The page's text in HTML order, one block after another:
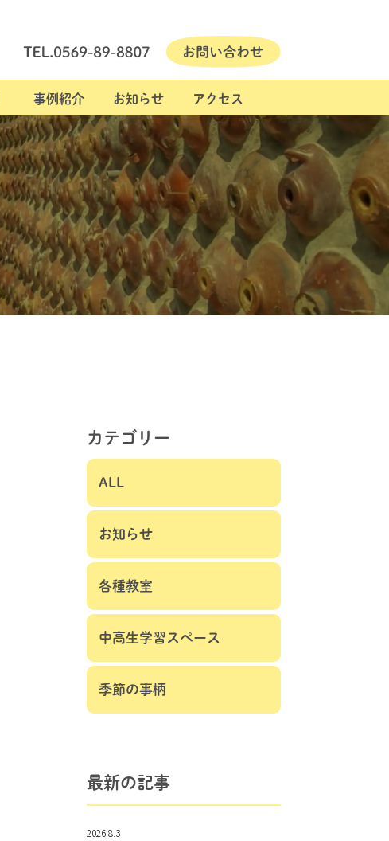
事例紹介 お知らせ アクセス
カテゴリー
ALL
お知らせ
各種教室
中高生学習スペース
季節の事柄
最新の記事
2026.8.3